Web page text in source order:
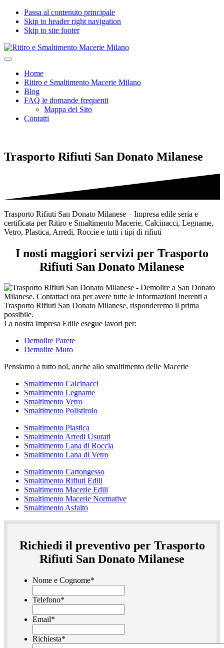
Passa al contenuto principale
Skip to header right navigation
Skip to site footer
Ritiro
Smaltimento
Macerie
Milano
Impresa
seria
certificata
Legname,
e
i
tipi
di
Menu
Home
Ritiro e Smaltimento Macerie Milano
Blog
FAQ le domande frequenti
Mappa del Sito
Contatti
Trasporto Rifiuti San Donato Milanese
Trasporto Rifiuti San Donato Milanese – Impresa edile seria e
certificata per Ritiro e Smaltimento Macerie, Calcinacci, Legname,
Vetro, Plastica, Arredi, Roccie e tutti i tipi di rifiuti
I nosti maggiori servizi per Trasporto
Rifiuti San Donato Milanese
La nostra Impresa Edile esegue lavori per:
Demolire Parete
Demolire Muro
Pensiamo a tutto noi, anche allo smaltimento delle Macerie
Smaltimento Calcinacci
Smaltimento Legname
Smaltimento Vetro
Smaltimento Polistirolo
Smaltimento Plastica
Smaltimento Arredi Usurati
Smaltimento Lana di Roccia
Smaltimento Lana di Vetro
Smaltimento Cartongesso
Smaltimento Rifiuti Edili
Smaltimento Macerie Edili
Smaltimento Macerie Normative
Smaltimento Asfalto
Richiedi il preventivo per Trasporto
Rifiuti San Donato Milanese
Nome e Cognome*
Telefono*
Email*
Richiesta*